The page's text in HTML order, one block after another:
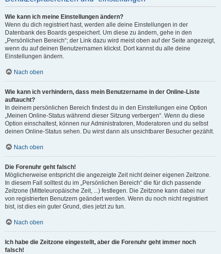
Wie kann ich meine Einstellungen ändern?
Wenn du dich registriert hast, werden alle deine Einstellungen in der
Datenbank des Boards gespeichert. Um diese zu ändern, gehe in den
„Persönlichen Bereich“; der Link dazu wird meist oben auf der Seite angezeigt,
wenn du auf deinen Benutzernamen klickst. Dort kannst du alle deine
Einstellungen ändern.
Nach oben
Wie kann ich verhindern, dass mein Benutzername in der Online-Liste
auftaucht?
In deinem persönlichen Bereich findest du in den Einstellungen eine Option
„Meinen Online-Status während dieser Sitzung verbergen“. Wenn du diese
Option einschaltest, können nur Administratoren, Moderatoren und du selbst
deinen Online-Status sehen. Du wirst dann als unsichtbarer Besucher gezählt.
Nach oben
Die Forenuhr geht falsch!
Möglicherweise entspricht die angezeigte Zeit nicht deiner eigenen Zeitzone.
In diesem Fall solltest du im „Persönlichen Bereich“ die für dich passende
Zeitzone (Mitteleuropäische Zeit, ...) festlegen. Die Zeitzone kann dabei nur
von registrierten Benutzern geändert werden. Wenn du noch nicht registriert
bist, ist dies ein guter Grund, dies jetzt zu tun.
Nach oben
Ich habe die Zeitzone eingestellt, aber die Forenuhr geht immer noch
falsch!